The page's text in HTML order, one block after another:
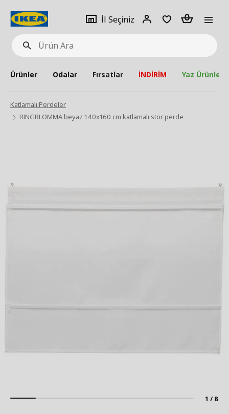
Ürün
Ara
İl Seçiniz
Giriş
Adet
Ürünler Odalar Fırsatlar İNDİRİM Yaz Ürünleri
Katlamalı Perdeler
RINGBLOMMA beyaz 140x160 cm katlamalı stor perde
1 / 8